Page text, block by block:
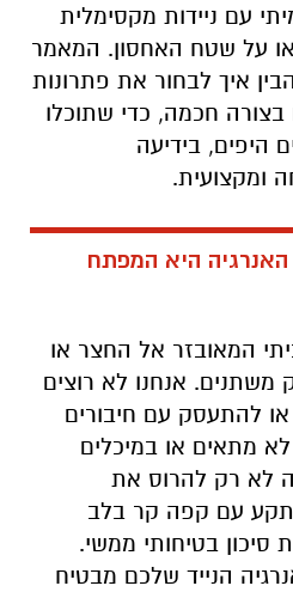
עם ניידות מקסימלית
על שטח האחסון. המאמר
איך לבחור את פתרונות
בצורה חכמה, כדי שתוכלו
היפים, בידיעה
ומקצועית.
היא המפתח
המאובזר אל החצר או
אנחנו לא רוצים
להתעסק עם חיבורים
מתאים או במיכלים
לא רק להרוס את
עם קפה קר בלב
סיכון בטיחותי ממשי.
הנייד שלכם מבטיח